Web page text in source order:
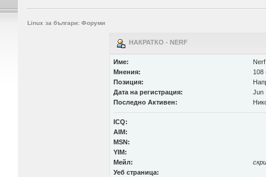
Linux за българи: Форуми
НАКРАТКО - NERF
Име:
Nerf
Мнения:
108
Позиция:
Дата на регистрация:
Jun
Последно Активен:
ICQ:
AIM:
MSN:
YIM:
Мейл:
Уеб страница: